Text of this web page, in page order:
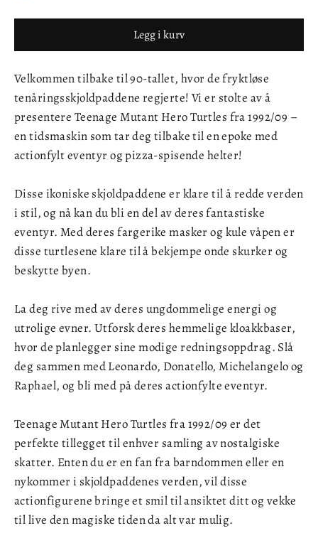
Legg i kurv
Velkommen tilbake til 90-tallet, hvor de fryktløse
tenåringsskjoldpaddene regjerte! Vi er stolte av å
presentere Teenage Mutant Hero Turtles fra 1992/09 –
en tidsmaskin som tar deg tilbake til en epoke med
actionfylt eventyr og pizza-spisende helter!
Disse ikoniske skjoldpaddene er klare til å redde verden
i stil, og nå kan du bli en del av deres fantastiske
eventyr. Med deres fargerike masker og kule våpen er
disse turtlesene klare til å bekjempe onde skurker og
beskytte byen.
La deg rive med av deres ungdommelige energi og
utrolige evner. Utforsk deres hemmelige kloakkbaser,
hvor de planlegger sine modige redningsoppdrag. Slå
deg sammen med Leonardo, Donatello, Michelangelo og
Raphael, og bli med på deres actionfylte eventyr.
Teenage Mutant Hero Turtles fra 1992/09 er det
perfekte tillegget til enhver samling av nostalgiske
skatter. Enten du er en fan fra barndommen eller en
nykommer i skjoldpaddenes verden, vil disse
actionfigurene bringe et smil til ansiktet ditt og vekke
til live den magiske tiden da alt var mulig.